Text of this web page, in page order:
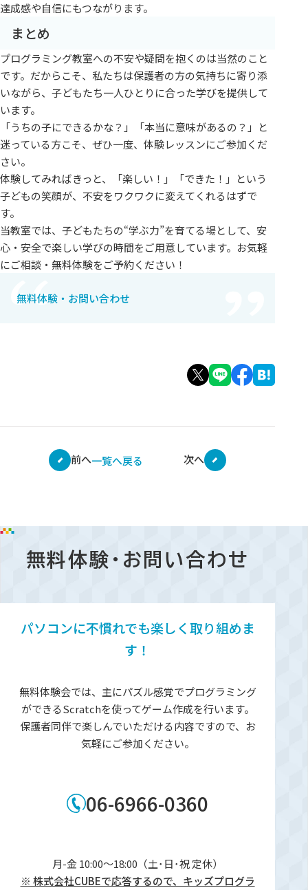
達成感や自信にもつながります。
まとめ
プログラミング教室への不安や疑問を抱くのは当然のこと
です。だからこそ、私たちは保護者の方の気持ちに寄り添
いながら、子どもたち一人ひとりに合った学びを提供して
います。
「うちの子にできるかな？」「本当に意味があるの？」と
迷っている方こそ、ぜひ一度、体験レッスンにご参加くだ
さい。
体験してみればきっと、「楽しい！」「できた！」という
子どもの笑顔が、不安をワクワクに変えてくれるはずで
す。
当教室では、子どもたちの“学ぶ力”を育てる場として、安
心・安全で楽しい学びの時間をご用意しています。お気軽
にご相談・無料体験をご予約ください！
無料体験・お問い合わせ
前へ一覧へ戻る 次へ
無料体験・お問い合わせ
パソコンに不慣れでも楽しく取り組めま
す！
無料体験会では、主にパズル感覚でプログラミング
ができるScratchを使ってゲーム作成を行います。
保護者同伴で楽しんでいただける内容ですので、お
気軽にご参加ください。
06-6966-0360
月-金 10:00～18:00（土･日･祝 定休）
※ 株式会社CUBEで応答するので、キッズプログラ